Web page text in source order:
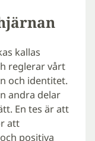
kallas
reglerar vårt
och identitet.
andra delar
En tes är att
att
positiva